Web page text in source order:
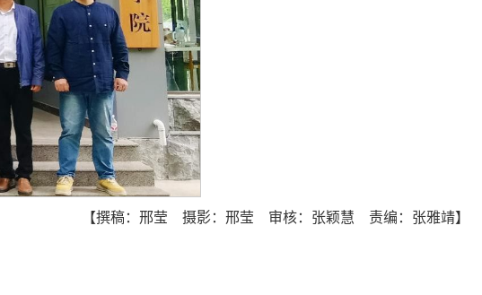
【撰稿：邢莹 摄影：邢莹 审核：张颖慧 责编：张雅靖】